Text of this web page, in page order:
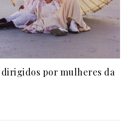
por mulheres da